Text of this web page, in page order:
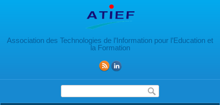
Association des Technologies de l’Information pour l’Education et
la Formation
Formulaire de recherche